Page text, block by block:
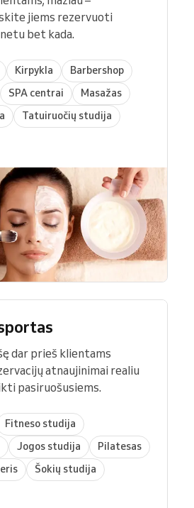
jiems rezervuoti
bet kada.
Kirpykla
Barbershop
SPA centrai
Masažas
Tatuiruočių studija
dar prieš klientams
atnaujinimai realiu
pasiruošusiems.
Fitneso studija
Jogos studija
Pilatesas
Šokių studija